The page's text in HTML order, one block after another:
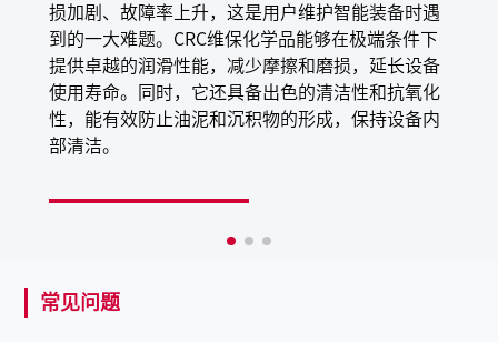
光滑、黄油般的稠度
可用于自动点胶设备
应用场景
损加剧、故障率上升，这是用户维护智能装备时遇
到的一大难题。CRC维保化学品能够在极端条件下
提供卓越的润滑性能，减少摩擦和磨损，延长设备
使用寿命。同时，它还具备出色的清洁性和抗氧化
性，能有效防止油泥和沉积物的形成，保持设备内
部清洁。
常见问题